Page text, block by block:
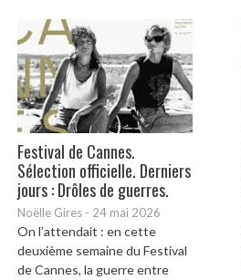
Festival de Cannes.
Sélection officielle. Derniers
jours : Drôles de guerres.
Noëlle Gires - 24 mai 2026
On l’attendait : en cette
deuxième semaine du Festival
de Cannes, la guerre entre